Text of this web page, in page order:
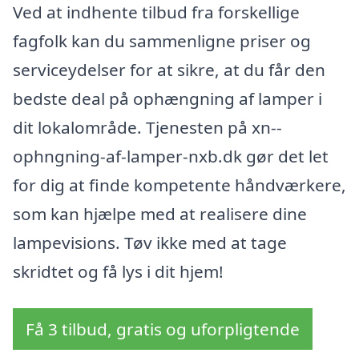
Ved at indhente tilbud fra forskellige
fagfolk kan du sammenligne priser og
serviceydelser for at sikre, at du får den
bedste deal på ophængning af lamper i
dit lokalområde. Tjenesten på xn--
ophngning-af-lamper-nxb.dk gør det let
for dig at finde kompetente håndværkere,
som kan hjælpe med at realisere dine
lampevisions. Tøv ikke med at tage
skridtet og få lys i dit hjem!
Få 3 tilbud, gratis og uforpligtende